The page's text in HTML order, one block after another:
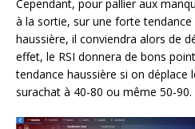
Cependant, pour pallier aux
à la sortie, sur une forte
haussière, il conviendra alors de
effet, le RSI donnera de bons
tendance haussière si on déplace
surachat à 40-80 ou même 50-90.